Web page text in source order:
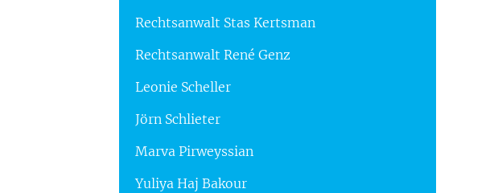
Rechtsanwalt Stas Kertsman
Rechtsanwalt René Genz
Leonie Scheller
Jörn Schlieter
Marva Pirweyssian
Yuliya Haj Bakour